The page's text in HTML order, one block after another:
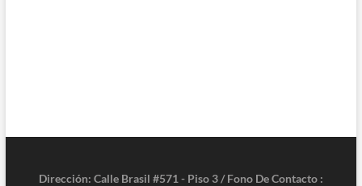
Dirección: Calle Brasil #571 - Piso 3 / Fono De Contacto :